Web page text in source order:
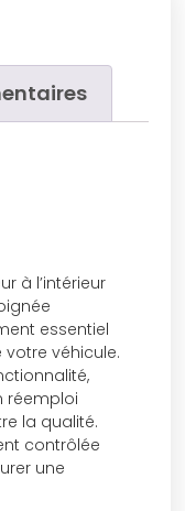
à l’intérieur
essentiel
véhicule.
réemploi
la qualité.
contrôlée
une